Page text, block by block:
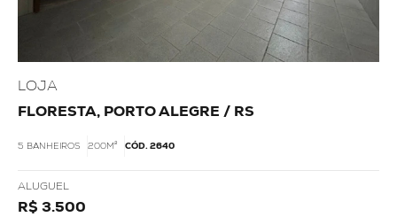
LOJA
FLORESTA, PORTO ALEGRE / RS
5 BANHEIROS 200M² CÓD. 2640
ALUGUEL
R$ 3.500